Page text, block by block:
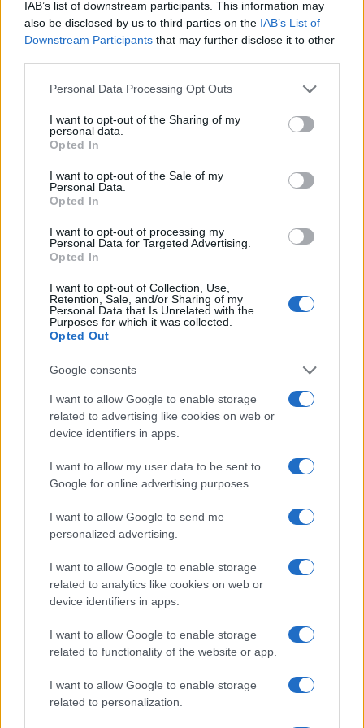
IAB’s list of downstream participants. This information may
also be disclosed by us to third parties on the IAB’s List of
Downstream Participants that may further disclose it to other
Please note that this website/app uses one or more Google
not limited to your visit or usage behaviour. You may click to
grant or deny consent to Google and its third-party tags to
use your data for below specified purposes in below Google
consent section.
Personal Data Processing Opt Outs
I want to opt-out of the Sharing of my
personal data.
Opted In
I want to opt-out of the Sale of my
Personal Data.
Opted In
I want to opt-out of processing my
Personal Data for Targeted Advertising.
Opted In
I want to opt-out of Collection, Use,
Retention, Sale, and/or Sharing of my
Personal Data that Is Unrelated with the
Purposes for which it was collected.
Opted Out
Google consents
I want to allow Google to enable storage
related to advertising like cookies on web or
device identifiers in apps.
I want to allow my user data to be sent to
Google for online advertising purposes.
I want to allow Google to send me
personalized advertising.
I want to allow Google to enable storage
related to analytics like cookies on web or
device identifiers in apps.
I want to allow Google to enable storage
related to functionality of the website or app.
I want to allow Google to enable storage
related to personalization.